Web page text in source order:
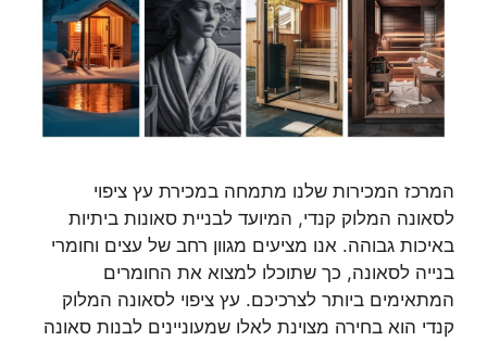
המרכז המכירות שלנו מתמחה במכירת עץ ציפוי
לסאונה המלוק קנדי, המיועד לבניית סאונות ביתיות
באיכות גבוהה. אנו מציעים מגוון רחב של עצים וחומרי
בנייה לסאונה, כך שתוכלו למצוא את החומרים
המתאימים ביותר לצרכיכם. עץ ציפוי לסאונה המלוק
קנדי הוא בחירה מצוינת לאלו שמעוניינים לבנות סאונה